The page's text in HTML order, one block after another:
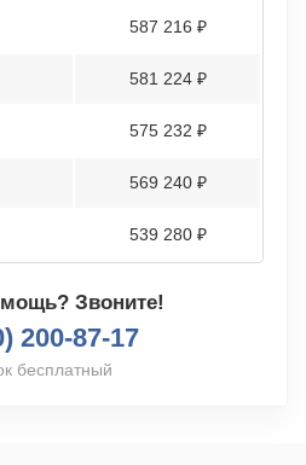
587 216 ₽
581 224 ₽
575 232 ₽
569 240 ₽
539 280 ₽
Звоните!
200-87-17
бесплатный